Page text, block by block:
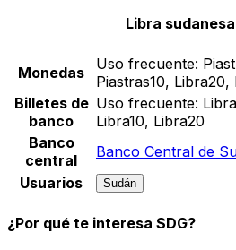
Libra
Monedas Uso frecuente:
Piastras10, Libra20,
Billetes de
banco
Uso frecuente:
Libra10, Libra20
Banco
central
Banco Central de
Usuarios
Sudán
¿Por qué te interesa SDG?